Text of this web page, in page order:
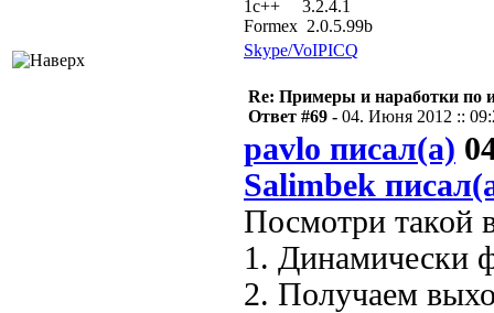
1с++ 3.2.4.1
Formex 2.0.5.99b
Skype/VoIPICQ
Re: Примеры и наработки по
Ответ #69 - 04. Июня 2012 ::
pavlo писал(а)
Salimbek
Посмотри такой
1. Динамически
2. Получаем